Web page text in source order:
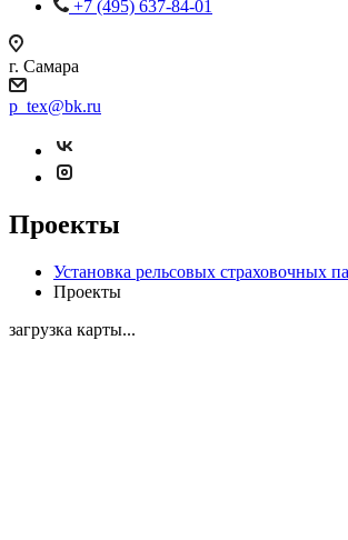
+7 (495) 637-84-01
г. Самара
p_tex@bk.ru
Проекты
Установка рельсовых страховочных
Проекты
загрузка карты...